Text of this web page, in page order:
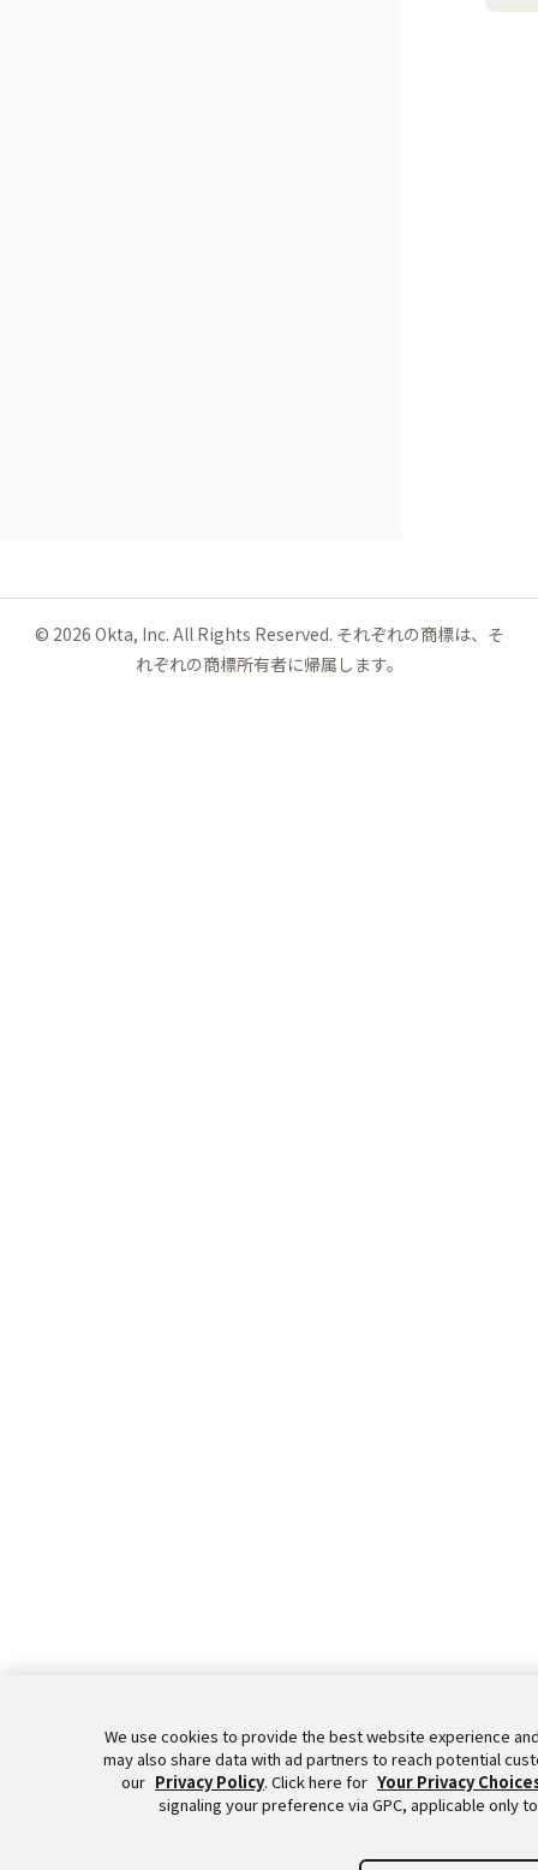
© 2026 Okta, Inc. All Rights Reserved. それぞれの商標は、そ
れぞれの商標所有者に帰属します。
We use cookies to provide the best website experience
may also share data with ad partners to reach potential
our Privacy Policy. Click here for Your Privacy
signaling your preference via GPC, applicable only